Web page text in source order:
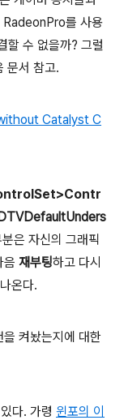
RadeonPro를 사용
할 수 없을까? 그럴
문서 참고.
Catalyst C
은 자신의 그래픽
음 재부팅하고 다시
온다.
켜놨는지에 대한
다. 가령 윈포의 이